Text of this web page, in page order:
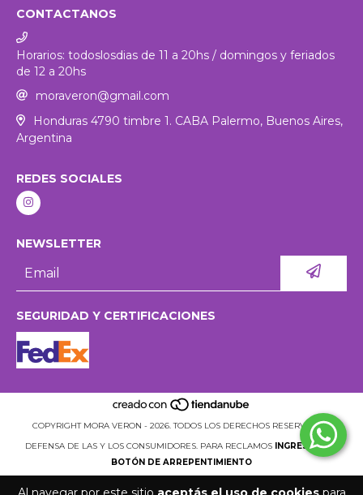
CONTACTANOS
Horarios: todoslosdias de 11 a 20hs / domingos y feriados
de 12 a 20hs
moraveron@gmail.com
Honduras 4790 timbre 1. CABA Palermo, Buenos Aires,
Argentina
REDES SOCIALES
NEWSLETTER
SEGURIDAD Y CERTIFICACIONES
COPYRIGHT MORA VERON - 2026. TODOS LOS DERECHOS RESERVADOS.
DEFENSA DE LAS Y LOS CONSUMIDORES. PARA RECLAMOS
INGRESÁ ACÁ.
BOTÓN DE ARREPENTIMIENTO